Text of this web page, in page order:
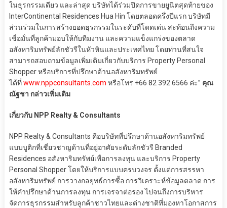
ในธุรกรรมเดียว และล่าสุด บริษัทได้ร่วมปิดการขายยูนิตสุดท้ายของ
InterContinental Residences Hua Hin โดยตลอดครึ่งปีแรก บริษัทมี
ส่วนร่วมในการสร้างยอดธุรกรรมในระดับที่โดดเด่น สะท้อนถึงความ
เชื่อมั่นที่ลูกค้ามอบให้กับทีมงาน และความแข็งแกร่งของตลาด
อสังหาริมทรัพย์ลักชัวรีในหัวหินและประเทศไทย โดยท่านที่สนใจ
สามารถสอบถามข้อมูลเพิ่มเติมเกี่ยวกับบริการ Property Personal
Shopper หรือบริการที่ปรึกษาด้านอสังหาริมทรัพย์
ได้ที่www.nppconsultants.com หรือโทร +66 82 392 6566 ค่ะ” คุณ
ณัฐชา กล่าวเพิ่มเติม
เกี่ยวกับ NPP Realty & Consultants
NPP Realty & Consultants คือบริษัทที่ปรึกษาด้านอสังหาริมทรัพย์
แบบบูติกที่เชี่ยวชาญด้านที่อยู่อาศัยระดับลักชัวรี Branded
Residences อสังหาริมทรัพย์เพื่อการลงทุน และบริการ Property
Personal Shopper โดยให้บริการแบบครบวงจร ตั้งแต่การสรรหา
อสังหาริมทรัพย์ การวางกลยุทธ์การซื้อ การวิเคราะห์ข้อมูลตลาด การ
ให้คำปรึกษาด้านการลงทุน การเจรจาต่อรอง ไปจนถึงการบริหาร
จัดการธุรกรรมสำหรับลูกค้าชาวไทยและต่างชาติที่มองหาโอกาสการ